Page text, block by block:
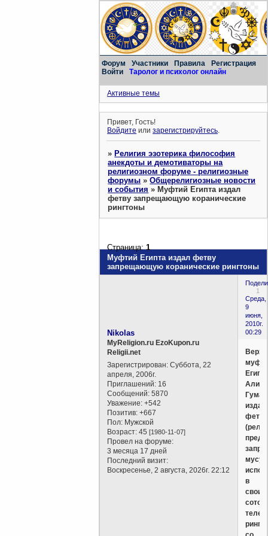
Форум Участники Правила
Регистрация
Войти
Таролог и психолог онлайн
Активные темы
Привет, Гость!
Войдите илизарегистрируйтесь.
»Религия эзотерика философия
анекдоты и демотиваторы на
религиозном форуме - религиозные
форумы »Общерелигиозные новости
и события »Муфтий Египта издал
фетву запрещающую коранические
рингтоны
Муфтий Египта издал фетву
запрещающую коранические рингтоны
Страница:1
1
Среда,
9
июня,
2010г.
00:29
Nikolas
MyReligion.ru EzoKupon.ru
Religii.net
Зарегистрирован: Суббота, 22
апреля, 2006г.
Приглашений: 16
Сообщений: 5870
Уважение: +542
Позитив: +667
Пол: Мужской
Возраст: 45[1980-11-07]
Провел на форуме:
3 месяца 17 дней
Последний визит:
Воскресенье, 2 августа, 2026г. 22:12
Али
Гумаа
издал
фетву
в
своих